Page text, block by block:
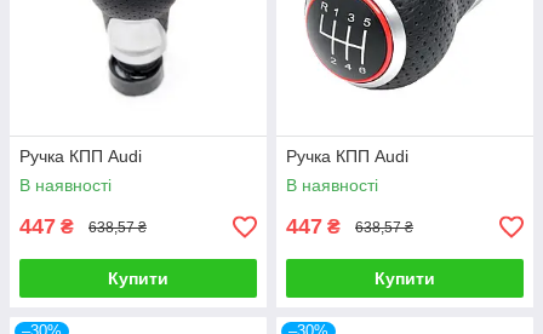
Ручка КПП Audi
В наявності
447 ₴ 638,57 ₴
Купити
Ручка КПП Audi
В наявності
447 ₴ 638,57 ₴
Купити